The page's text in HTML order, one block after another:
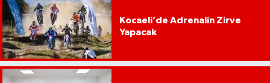
Kocaeli’de Adrenalin Zirve
Yapacak